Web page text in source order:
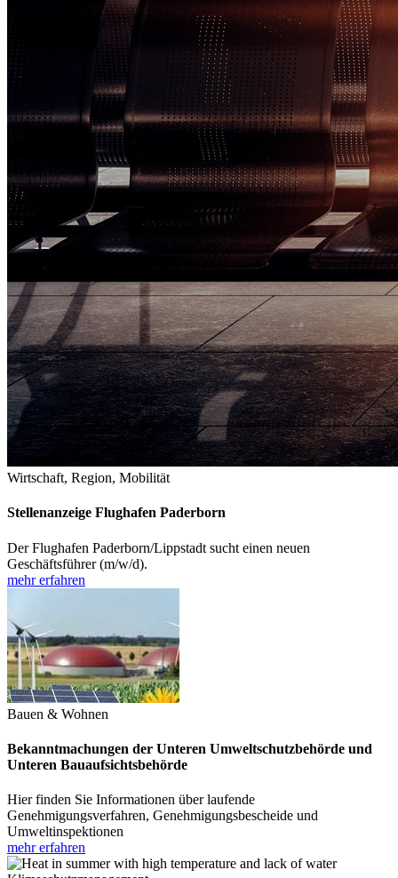
Wirtschaft, Region, Mobilität
Stellenanzeige Flughafen Paderborn
Der Flughafen Paderborn/Lippstadt sucht einen neuen
Geschäftsführer (m/w/d).
mehr erfahren
Bauen & Wohnen
Bekanntmachungen der Unteren Umweltschutzbehörde und
Unteren Bauaufsichtsbehörde
Hier finden Sie Informationen über laufende
Genehmigungsverfahren, Genehmigungsbescheide und
Umweltinspektionen
mehr erfahren